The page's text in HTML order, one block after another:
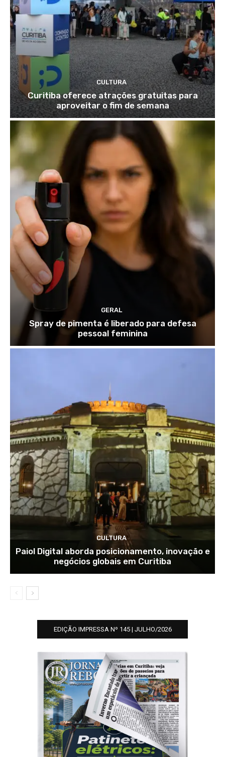
CULTURA
Curitiba oferece atrações gratuitas para
aproveitar o fim de semana
GERAL
Spray de pimenta é liberado para defesa
pessoal feminina
CULTURA
Paiol Digital aborda posicionamento, inovação e
negócios globais em Curitiba
EDIÇÃO IMPRESSA Nº 145 | JULHO/2026